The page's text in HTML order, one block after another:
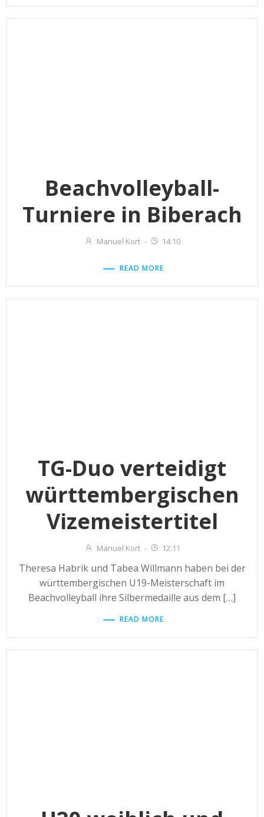
Beachvolleyball-
Turniere in Biberach
Manuel Kort - 14:10
READ MORE
TG-Duo verteidigt
württembergischen
Vizemeistertitel
Manuel Kort - 12:11
Theresa Habrik und Tabea Willmann haben bei der
württembergischen U19-Meisterschaft im
Beachvolleyball ihre Silbermedaille aus dem […]
READ MORE